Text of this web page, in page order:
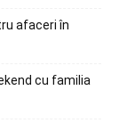
afaceri în
cu familia